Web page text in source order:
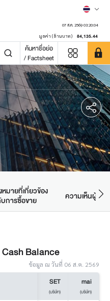
07 ส.ค. 2569 03:20:04
มูลค่า (ล้านบาท) 84,135.44
ค้นหาชื่อย่อ
/ Factsheet
หมายที่เกี่ยวข้อง
การซื้อขาย
ความเห็นผู้ส
Balance
ข้อมูล ณ วันที่ 06 ส.ค. 2569
SET
(บริษัท)
mai
(บริษัท)